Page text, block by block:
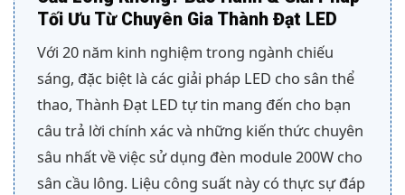
Tối Ưu Từ Chuyên Gia Thành Đạt LED
Với 20 năm kinh nghiệm trong ngành chiếu
sáng, đặc biệt là các giải pháp LED cho sân thể
thao, Thành Đạt LED tự tin mang đến cho bạn
câu trả lời chính xác và những kiến thức chuyên
sâu nhất về việc sử dụng đèn module 200W cho
sân cầu lông. Liệu công suất này có thực sự đáp